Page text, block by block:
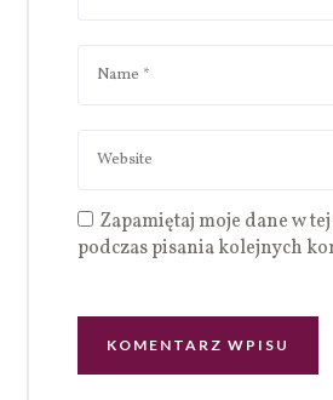
Zapamiętaj moje dane w
podczas pisania kolejnych